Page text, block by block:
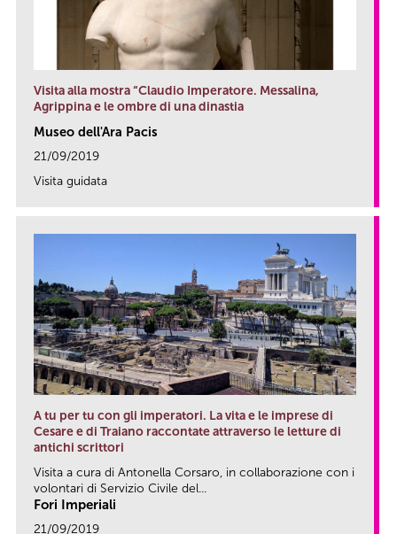
Visita alla mostra “Claudio Imperatore. Messalina,
Agrippina e le ombre di una dinastia
Museo dell'Ara Pacis
21/09/2019
Visita guidata
A tu per tu con gli imperatori. La vita e le imprese di
Cesare e di Traiano raccontate attraverso le letture di
antichi scrittori
Visita a cura di Antonella Corsaro, in collaborazione con i
volontari di Servizio Civile del...
Fori Imperiali
21/09/2019